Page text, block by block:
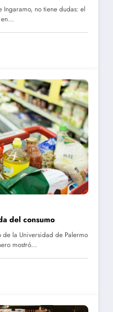
Ingaramo, no tiene dudas: el
en…
del consumo
la Universidad de Palermo
mostró…